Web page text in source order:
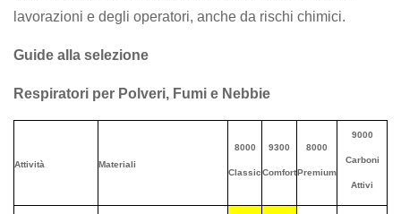
lavorazioni e degli operatori, anche da rischi chimici.
Guide alla selezione
Respiratori per Polveri, Fumi e Nebbie
Attività Materiali
8000
Classic
9300
Comfort
8000
Premium
9000
Carboni
Attivi